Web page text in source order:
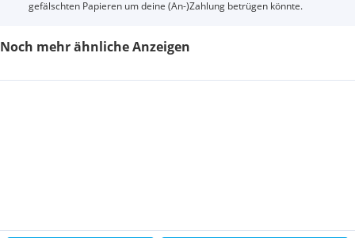
gefälschten Papieren um deine (An-)Zahlung betrügen könnte.
Noch mehr ähnliche Anzeigen